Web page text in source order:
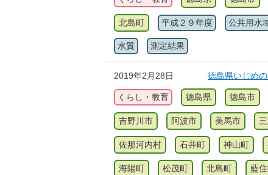
北島町 平成２９年度 公共用水
水質 測定結果
2019年2月28日 徳島県いじめ
くらし・教育 徳島県 徳島市
吉野川市 阿波市 美馬市
佐那河内村 石井町 神山町
海陽町 松茂町 北島町 藍